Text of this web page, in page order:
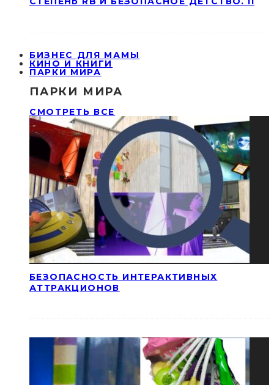
БИЗНЕС ДЛЯ МАМЫ
КИНО И КНИГИ
ПАРКИ МИРА
ПАРКИ МИРА
СМОТРЕТЬ ВСЕ
БЕЗОПАСНОСТЬ ИНТЕРАКТИВНЫХ
АТТРАКЦИОНОВ